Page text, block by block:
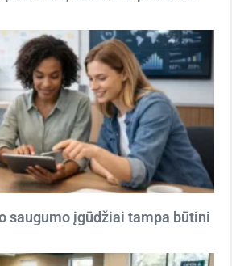
saugumo įgūdžiai tampa būtini